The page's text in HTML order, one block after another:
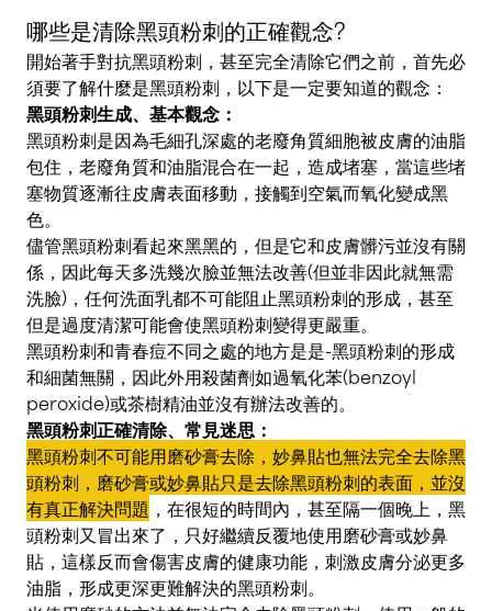
哪些是清除黑頭粉刺的正確觀念?
開始著手對抗黑頭粉刺，甚至完全清除它們之前，首先必
須要了解什麼是黑頭粉刺，以下是一定要知道的觀念：
黑頭粉刺生成、基本觀念：
黑頭粉刺是因為毛細孔深處的老廢角質細胞被皮膚的油脂
包住，老廢角質和油脂混合在一起，造成堵塞，當這些堵
塞物質逐漸往皮膚表面移動，接觸到空氣而氧化變成黑
色。
儘管黑頭粉刺看起來黑黑的，但是它和皮膚髒污並沒有關
係，因此每天多洗幾次臉並無法改善(但並非因此就無需
洗臉)，任何洗面乳都不可能阻止黑頭粉刺的形成，甚至
但是過度清潔可能會使黑頭粉刺變得更嚴重。
黑頭粉刺和青春痘不同之處的地方是是-黑頭粉刺的形成
和細菌無關，因此外用殺菌劑如過氧化苯(benzoyl
peroxide)或茶樹精油並沒有辦法改善的。
黑頭粉刺正確清除、常見迷思：
黑頭粉刺不可能用磨砂膏去除，妙鼻貼也無法完全去除黑
頭粉刺，磨砂膏或妙鼻貼只是去除黑頭粉刺的表面，並沒
有真正解決問題 ，在很短的時間內，甚至隔一個晚上，黑
頭粉刺又冒出來了，只好繼續反覆地使用磨砂膏或妙鼻
貼，這樣反而會傷害皮膚的健康功能，刺激皮膚分泌更多
油脂，形成更深更難解決的黑頭粉刺。